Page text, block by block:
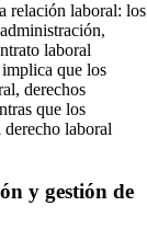
relación laboral: los
laboral
que los
derechos
que los
derecho laboral
y gestión de